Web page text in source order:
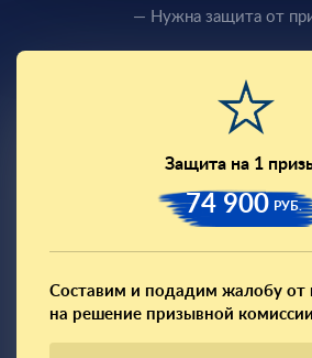
— Нужна защита от
Защита на 1
74 900 РУБ.
Составим и подадим жалобу от
на решение призывной